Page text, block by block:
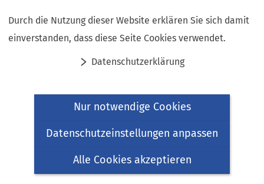
Durch die Nutzung dieser Website erklären Sie sich damit
einverstanden, dass diese Seite Cookies verwendet.
Datenschutzerklärung
Nur notwendige Cookies
Datenschutzeinstellungen anpassen
Alle Cookies akzeptieren
Inhalt anspringen